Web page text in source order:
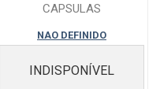
CAPSULAS
NAO DEFINIDO
INDISPONÍVEL